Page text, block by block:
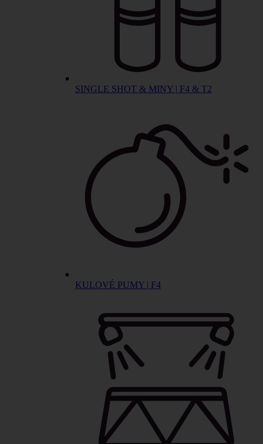
SINGLE SHOT & MINY | F4 & T2
KULOVÉ PUMY | F4